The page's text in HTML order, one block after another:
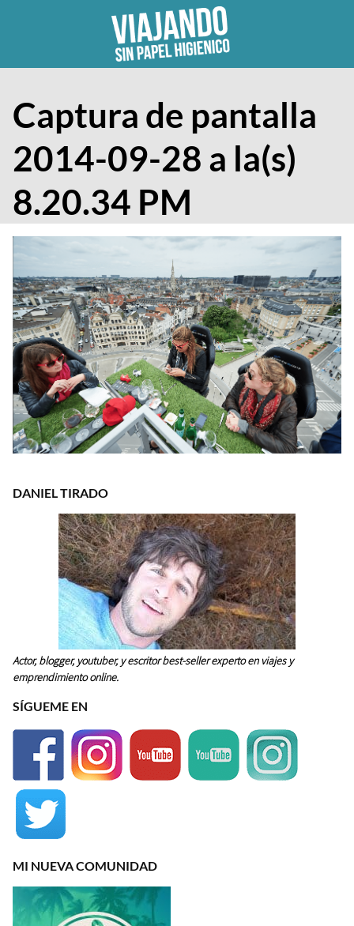
Captura de pantalla
2014-09-28 a la(s)
8.20.34 PM
DANIEL TIRADO
Actor, blogger, youtuber, y escritor best-seller experto en viajes y
emprendimiento online.
SÍGUEME EN
MI NUEVA COMUNIDAD